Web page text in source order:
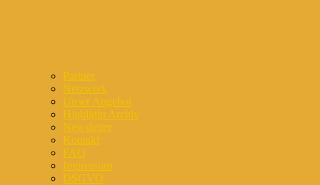
Partner
Netzwerk
Unser Angebot
Highlight Archiv
Newsletter
Kontakt
FAQ
Impressum
DSGVO